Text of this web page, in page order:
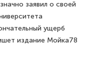
заявил о своей
ущерб
издание Мойка78